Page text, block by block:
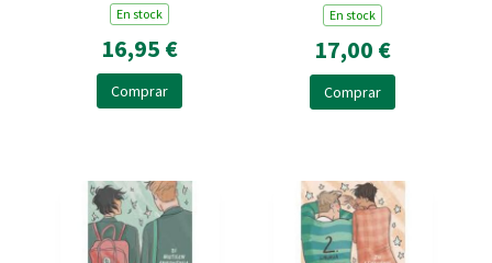
En stock
16,95 €
Comprar
En stock
17,00 €
Comprar